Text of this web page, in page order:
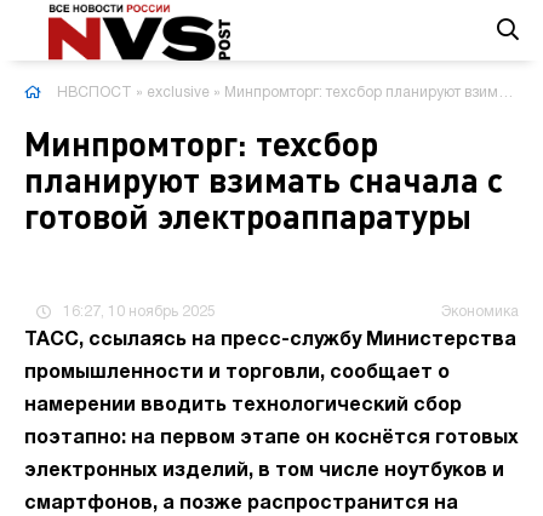
НВСПОСТ » exclusive » Минпромторг: техсбор планируют взимать сначала с готовой электроаппаратуры
Минпромторг: техсбор
планируют взимать сначала с
готовой электроаппаратуры
16:27, 10 ноябрь 2025 Экономика
ТАСС, ссылаясь на пресс-службу Министерства
промышленности и торговли, сообщает о
намерении вводить технологический сбор
поэтапно: на первом этапе он коснётся готовых
электронных изделий, в том числе ноутбуков и
смартфонов, а позже распространится на